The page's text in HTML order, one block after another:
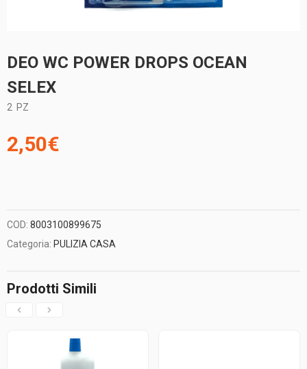
DEO WC POWER DROPS OCEAN
SELEX
2 PZ
2,50€
COD: 8003100899675
Categoria: PULIZIA CASA
Prodotti Simili